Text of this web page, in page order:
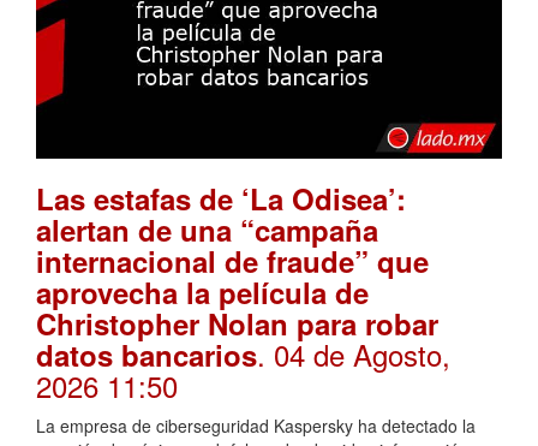
Las estafas de ‘La Odisea’:
alertan de una “campaña
internacional de fraude” que
aprovecha la película de
Christopher Nolan para robar
datos bancarios. 04 de Agosto,
2026 11:50
La empresa de ciberseguridad Kaspersky ha detectado la